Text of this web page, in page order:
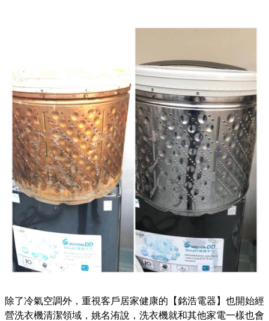
除了冷氣空調外，重視客戶居家健康的【銘浩電器】也開始經
營洗衣機清潔領域，姚名洧說，洗衣機就和其他家電一樣也會